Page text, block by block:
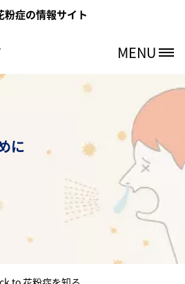
メインコンテンツに移動
粉症の情報サイト
MENU
に